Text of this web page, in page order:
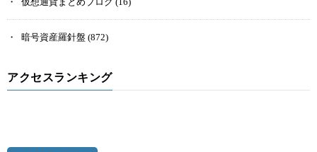
暗号資産羅針盤 (872)
アクセスランキング